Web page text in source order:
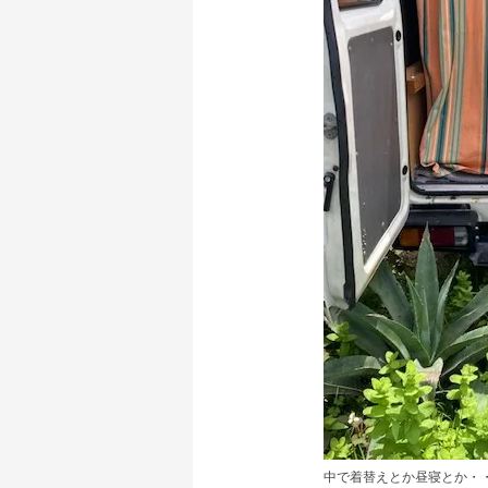
中で着替えとか昼寝とか・